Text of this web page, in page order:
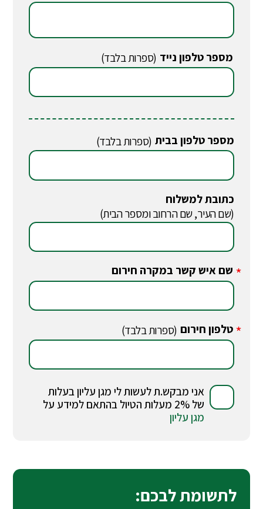
מספר טלפון נייד (ספרות בלבד)
מספר טלפון בבית (ספרות בלבד)
כתובת למשלוח
(שם העיר, שם הרחוב ומספר הבית)
* שם איש קשר במקרה חירום
* טלפון חירום (ספרות בלבד)
אני מבקש.ת לעשות לי מגן עליון בעלות
של 2% מעלות הטיול בהתאם למידע על
מגן עליון
לתשומת לבכם: